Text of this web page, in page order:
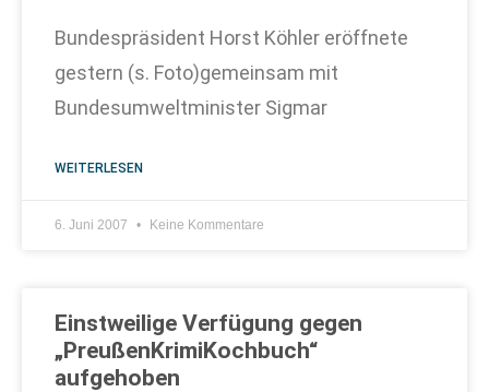
Bundespräsident Horst Köhler eröffnete
gestern (s. Foto)gemeinsam mit
Bundesumweltminister Sigmar
WEITERLESEN
6. Juni 2007 Keine Kommentare
Einstweilige Verfügung gegen
„PreußenKrimiKochbuch“
aufgehoben